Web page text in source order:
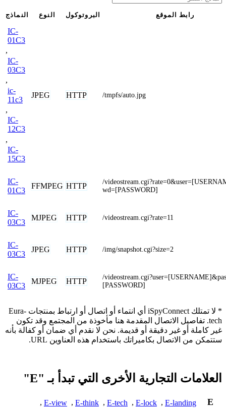
النماذج النوع البروتوكول رابط الموقع
IC-
01C3
,
IC-
03C3
,
ic-
11c3
,
IC-
12C3
,
IC-
15C3
JPEG HTTP /tmpfs/auto.jpg
IC-
01C3
FFMPEG HTTP
/
wd=[PASSWORD]
IC-
03C3
MJPEG HTTP /videostream.cgi?rate=11
IC-
03C3
JPEG HTTP /img/snapshot.cgi?size=2
IC-
03C3
MJPEG HTTP
/
[PASSWORD]
* لا تمتلك iSpyConnect أي انتماء أو اتصال أو ارتباط بمنتجات Eura-
tech. تفاصيل الاتصال المقدمة هنا مأخوذة من المجتمع وقد تكون
غير كاملة أو غير دقيقة أو قديمة. نحن لا نقدم أي ضمان أو كفالة بأنه
ستتمكن من الاتصال بكاميراتك باستخدام هذه العناوين URL.
العلامات التجارية الأخرى التي تبدأ بـ "E"
E
E-landing
,
E-lock
,
E-tech
,
E-think
,
E-view
,